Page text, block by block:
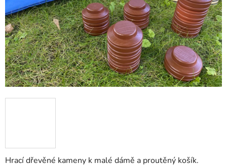
Hrací dřevěné kameny k malé dámě a proutěný košík.